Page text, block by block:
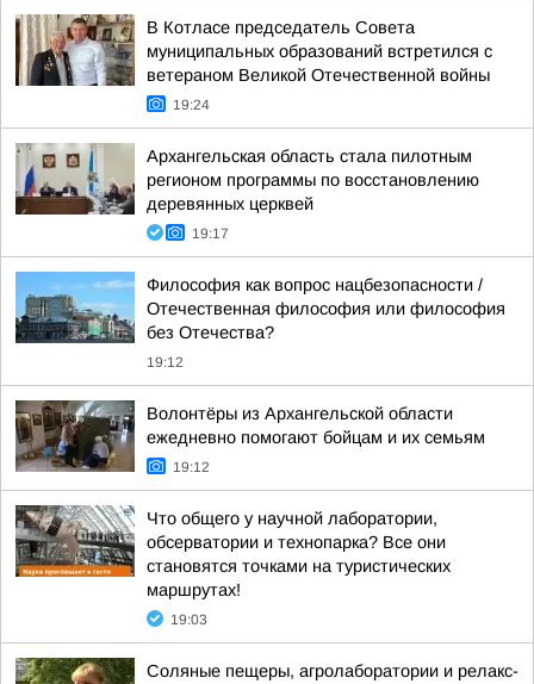
В Котласе председатель Совета
муниципальных образований встретился с
ветераном Великой Отечественной войны
19:24
Архангельская область стала пилотным
регионом программы по восстановлению
деревянных церквей
19:17
Философия как вопрос нацбезопасности /
Отечественная философия или философия
без Отечества?
19:12
Волонтёры из Архангельской области
ежедневно помогают бойцам и их семьям
19:12
Что общего у научной лаборатории,
обсерватории и технопарка? Все они
становятся точками на туристических
маршрутах!
19:03
Соляные пещеры, агролаборатории и релакс-